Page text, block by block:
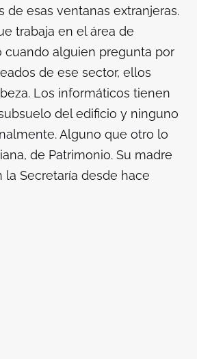
de esas ventanas extranjeras.
trabaja en el área de
cuando alguien pregunta por
de ese sector, ellos
Los informáticos tienen
del edificio y ninguno
Alguno que otro lo
de Patrimonio. Su madre
la Secretaría desde hace